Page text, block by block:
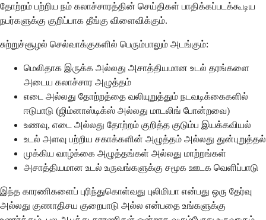
தோற்றம் பற்றிய நம் கலாச்சாரத்தின் செய்திகள் பாதிக்கப்படக்கூடிய
நபர்களுக்கு குறிப்பாக தீங்கு விளைவிக்கும்.
சுற்றுச்சூழல் செல்வாக்குகளில் பெரும்பாலும் அடங்கும்:
மெலிதாக இருக்க அல்லது அசாத்தியமான உடல் தரங்களை
அடைய கலாச்சார அழுத்தம்
எடை அல்லது தோற்றத்தை வலியுறுத்தும் நடவடிக்கைகளில்
ஈடுபாடு (ஜிம்னாஸ்டிக்ஸ் அல்லது மாடலிங் போன்றவை)
உணவு, எடை அல்லது தோற்றம் குறித்த குடும்ப இயக்கவியல்
உடல் அளவு பற்றிய சகாக்களின் அழுத்தம் அல்லது துன்புறுத்தல்
முக்கிய வாழ்க்கை அழுத்தங்கள் அல்லது மாற்றங்கள்
அசாத்தியமான உடல் உருவங்களுக்கு சமூக ஊடக வெளிப்பாடு
இந்த காரணிகளைப் புரிந்துகொள்வது புலிமியா என்பது ஒரு தேர்வு
அல்லது குணாதிசய குறைபாடு அல்ல என்பதை உங்களுக்கு